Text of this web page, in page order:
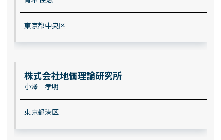
東京都中央区
株式会社地価理論研究所
小澤 孝明
東京都港区